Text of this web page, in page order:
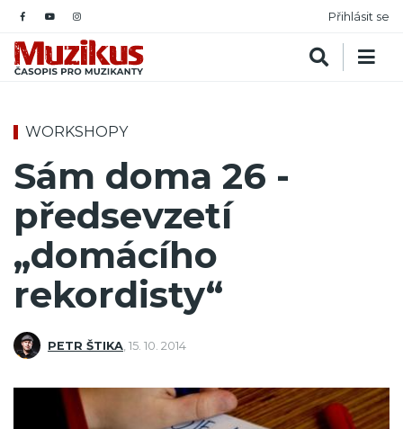
Přihlásit se
WORKSHOPY
Sám doma 26 -
předsevzetí
„domácího
rekordisty“
PETR ŠTIKA 15. 10. 2014